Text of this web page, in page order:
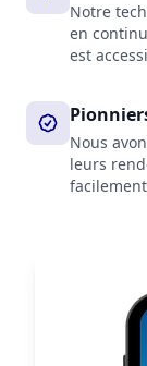
Notre
en
est
Nous
leurs